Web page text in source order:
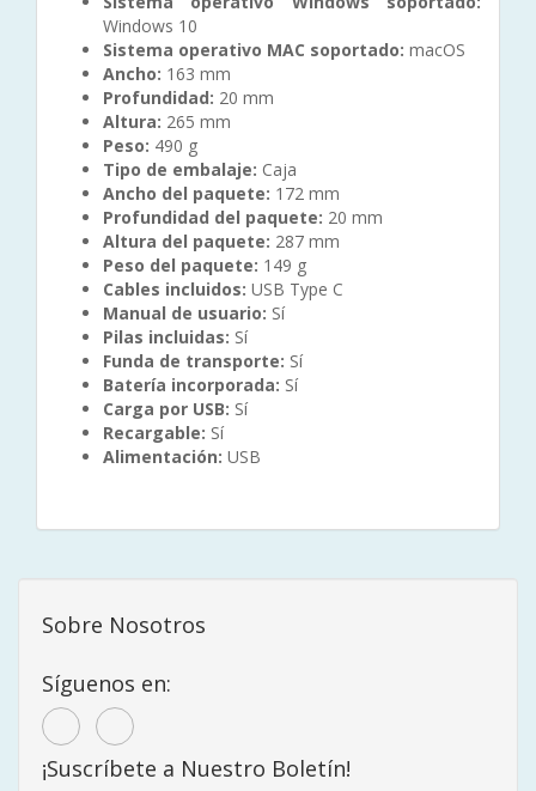
Windows 10
Sistema operativo MAC soportado: macOS
Ancho: 163 mm
Profundidad: 20 mm
Altura: 265 mm
Peso: 490 g
Tipo de embalaje: Caja
Ancho del paquete: 172 mm
Profundidad del paquete: 20 mm
Altura del paquete: 287 mm
Peso del paquete: 149 g
Cables incluidos: USB Type C
Manual de usuario: Sí
Pilas incluidas: Sí
Funda de transporte: Sí
Batería incorporada: Sí
Carga por USB: Sí
Recargable: Sí
Alimentación: USB
Sobre Nosotros
Síguenos en:
¡Suscríbete a Nuestro Boletín!